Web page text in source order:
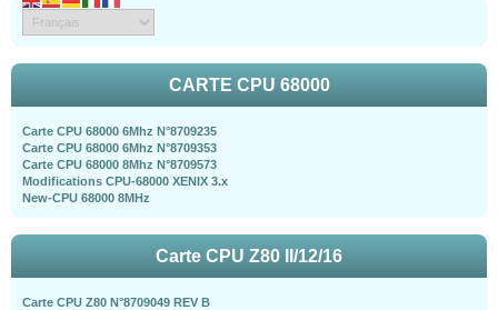
CARTE CPU 68000
Carte CPU 68000 6Mhz N°8709235
Carte CPU 68000 6Mhz N°8709353
Carte CPU 68000 8Mhz N°8709573
Modifications CPU-68000 XENIX 3.x
New-CPU 68000 8MHz
Carte CPU Z80 II/12/16
Carte CPU Z80 N°8709049 REV B